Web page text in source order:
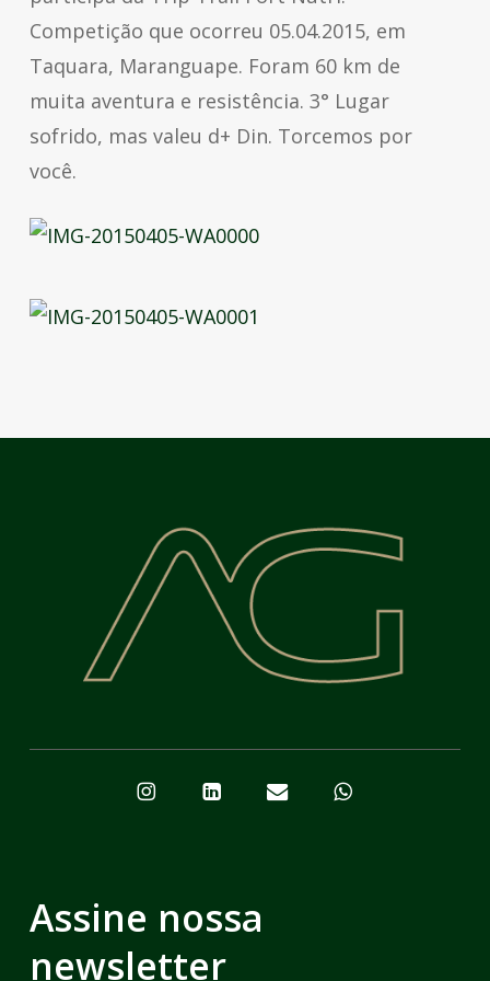
Competição que ocorreu 05.04.2015, em
Taquara, Maranguape. Foram 60 km de
muita aventura e resistência. 3° Lugar
sofrido, mas valeu d+ Din. Torcemos por
você.
Assine nossa
newsletter